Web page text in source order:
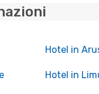
Hotel in
Hotel in